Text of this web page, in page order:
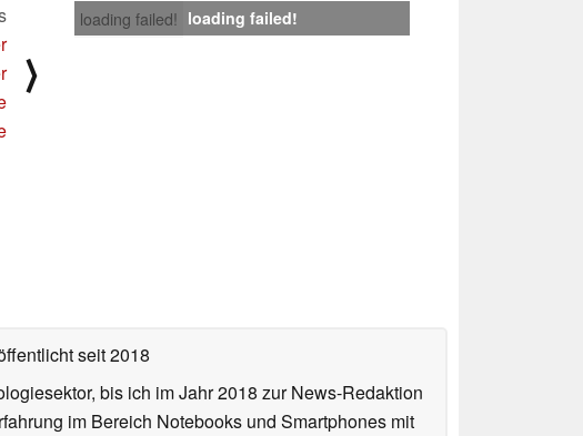
loading failed! loading failed!
⟩
seit 2018
bis ich im Jahr 2018 zur News-Redaktion
im Bereich Notebooks und Smartphones mit